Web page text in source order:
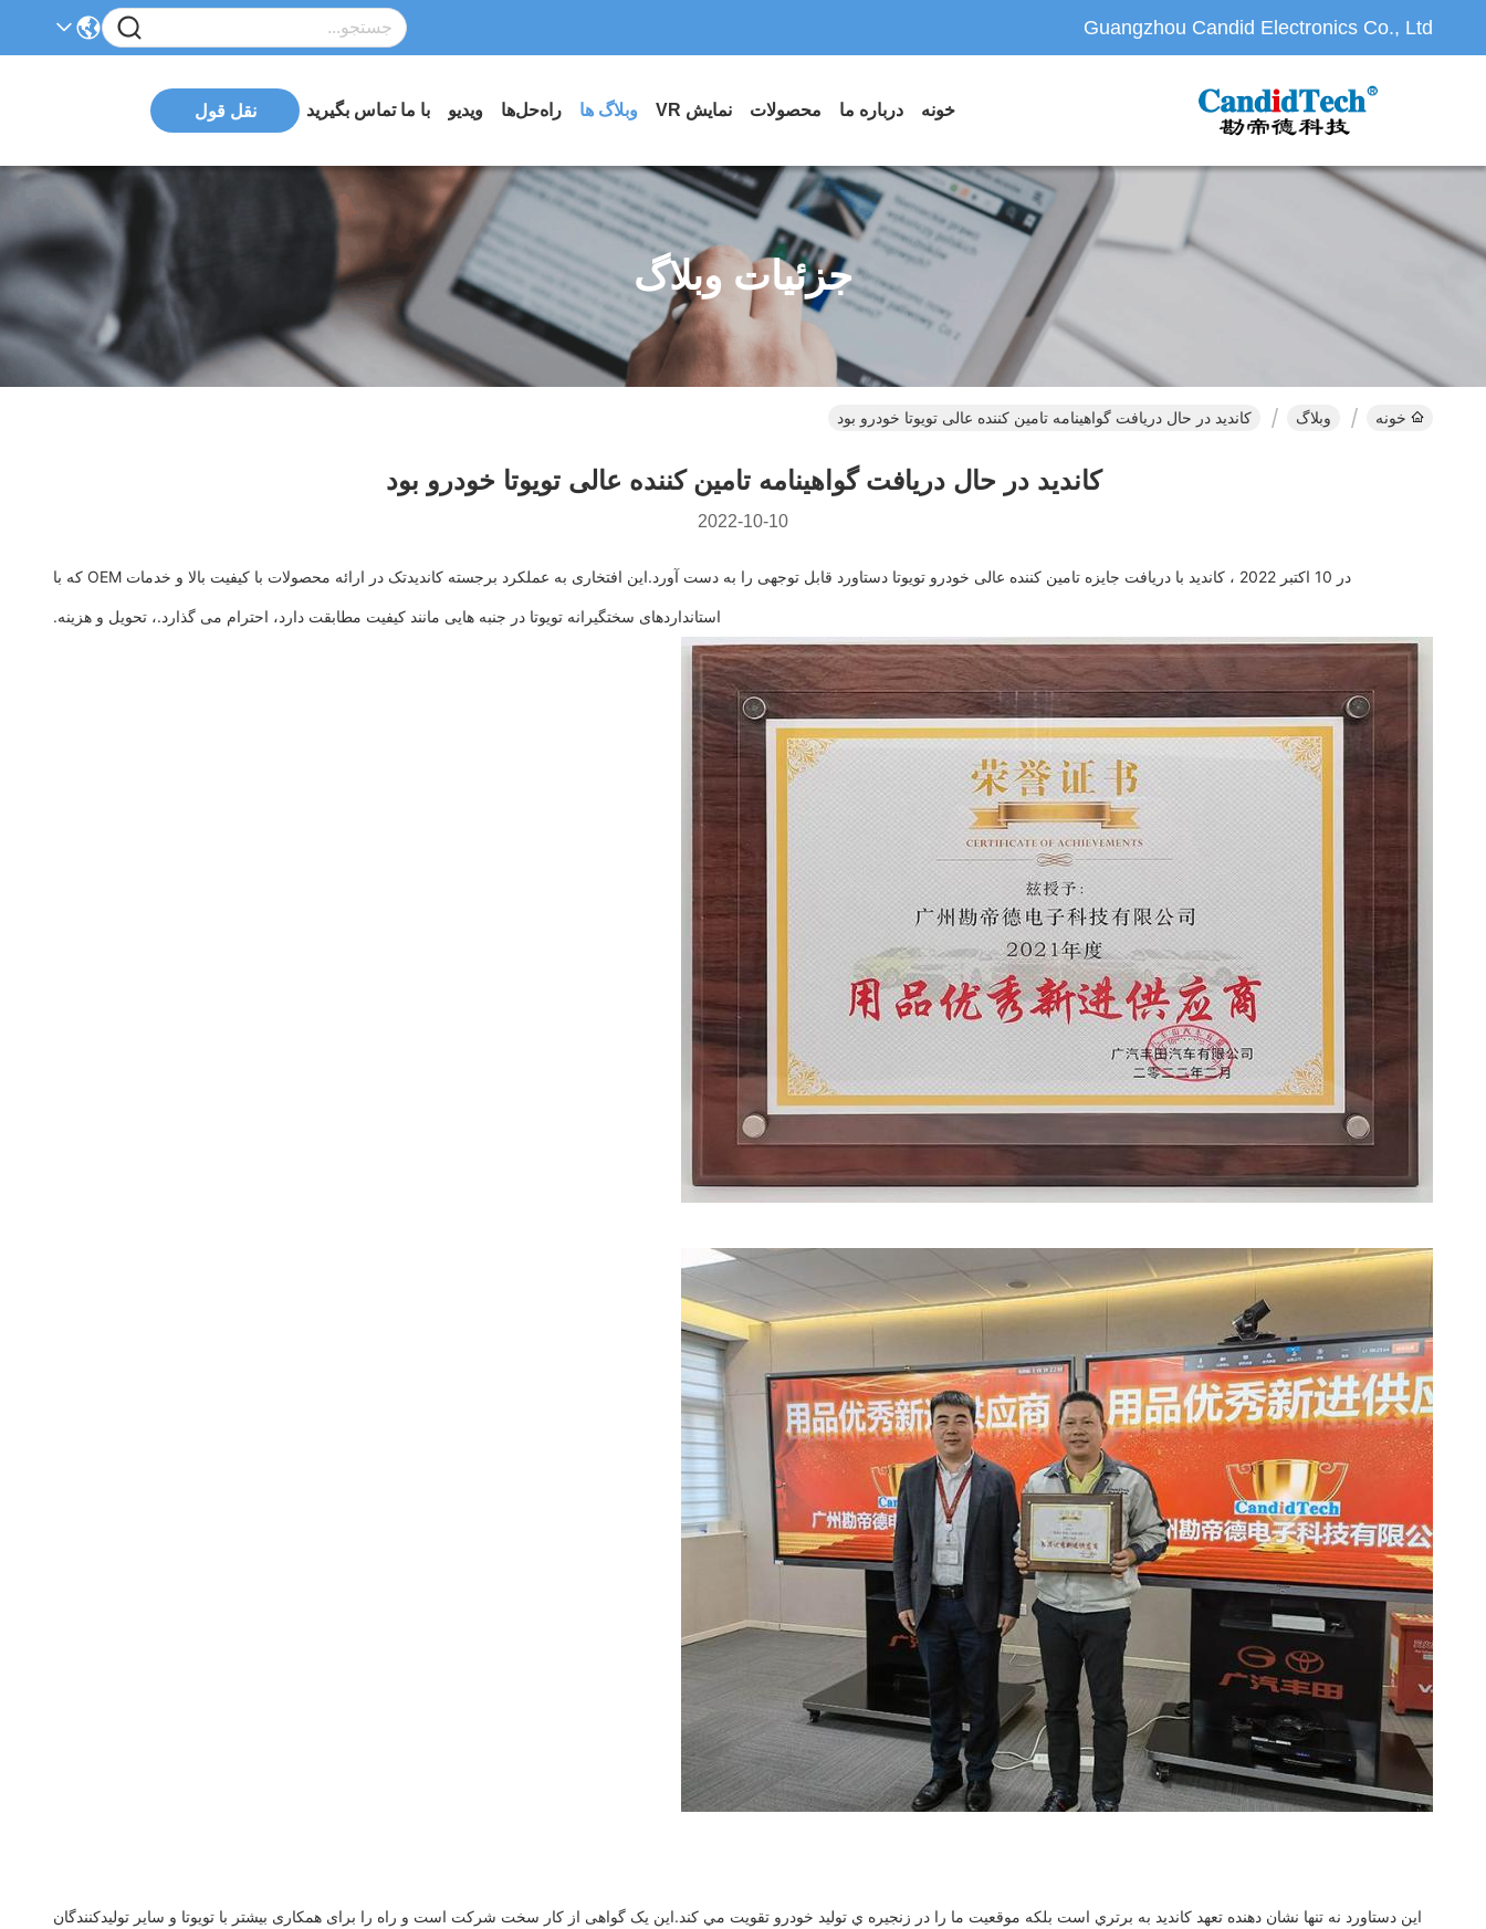
Guangzhou Candid Electronics Co., Ltd
خونه درباره ما محصولات نمایش VR وبلاگ ها راه‌حل‌ها ویدیو با ما تماس بگیرید نقل قول
جزئیات وبلاگ
خونه وبلاگ کاندید در حال دریافت گواهینامه تامین کننده عالی تویوتا خودرو بود
کاندید در حال دریافت گواهینامه تامین کننده عالی تویوتا خودرو بود
2022-10-10
در 10 اکتبر 2022 ، کاندید با دریافت جایزه تامین کننده عالی خودرو تویوتا دستاورد قابل توجهی را به دست آورد.این افتخاری به عملکرد برجسته کاندیدتک در ارائه محصولات با کیفیت بالا و خدمات OEM که با
استانداردهای سختگیرانه تویوتا در جنبه هایی مانند کیفیت مطابقت دارد، احترام می گذارد.، تحویل و هزینه.
اين دستاورد نه تنها نشان دهنده تعهد کانديد به برتري است بلکه موقعيت ما را در زنجیره ي توليد خودرو تقويت مي کند.این یک گواهی از کار سخت شرکت است و راه را برای همکاری بیشتر با تویوتا و سایر تولیدکنندگان